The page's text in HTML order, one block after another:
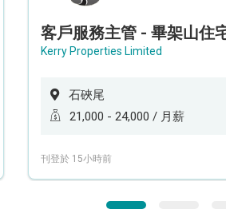
Kerry Properties Limited
石硤尾
21,000 - 24,000 / 月薪
刊登於 15小時前